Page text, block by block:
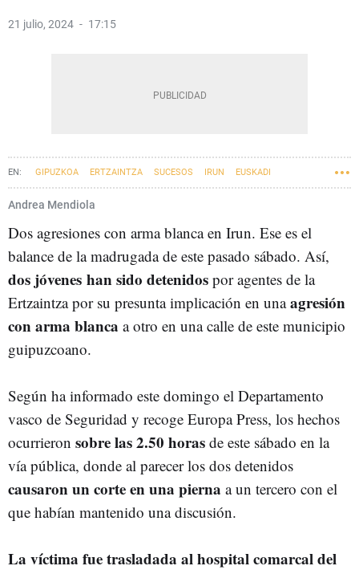
21 julio, 2024 17:15
GIPUZKOA ERTZAINTZA SUCESOS IRUN EUSKADI
Andrea Mendiola
Dos agresiones con arma blanca en Irun. Ese es el
balance de la madrugada de este pasado sábado. Así,
dos jóvenes han sido detenidos por agentes de la
Ertzaintza por su presunta implicación en unaagresión
con arma blanca a otro en una calle de este municipio
guipuzcoano.
Según ha informado este domingo el Departamento
vasco de Seguridad y recoge Europa Press, los hechos
ocurrieron sobre las 2.50 horas de este sábado en la
vía pública, donde al parecer los dos detenidos
causaron un corte en una pierna a un tercero con el
que habían mantenido una discusión.
La víctima fue trasladada al hospital comarcal del